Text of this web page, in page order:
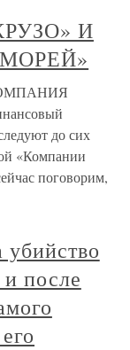
И
до сих
«Компании
поговорим,
убийство
после